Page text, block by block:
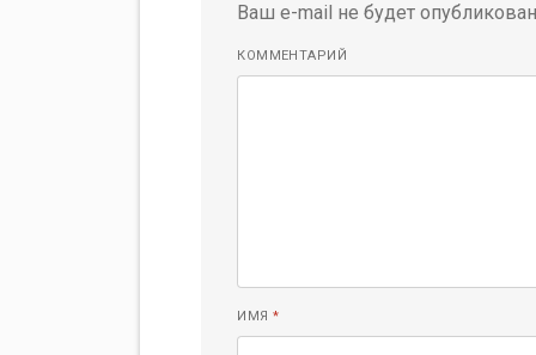
Ваш e-mail не будет
КОММЕНТАРИЙ
ИМЯ *